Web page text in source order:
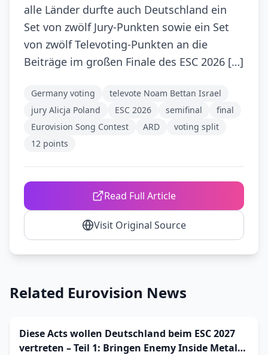
alle Länder durfte auch Deutschland ein
Set von zwölf Jury-Punkten sowie ein Set
von zwölf Televoting-Punkten an die
Beiträge im großen Finale des ESC 2026 […]
Germany voting
televote Noam Bettan Israel
jury Alicja Poland
ESC 2026 semifinal
final
Eurovision Song Contest
ARD
voting split
12 points
Read Full Article
Visit Original Source
Related Eurovision News
Diese Acts wollen Deutschland beim ESC 2027
vertreten – Teil 1: Bringen Enemy Inside Metal